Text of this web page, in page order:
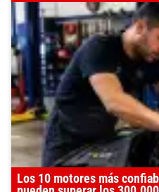
Los 10 motores más